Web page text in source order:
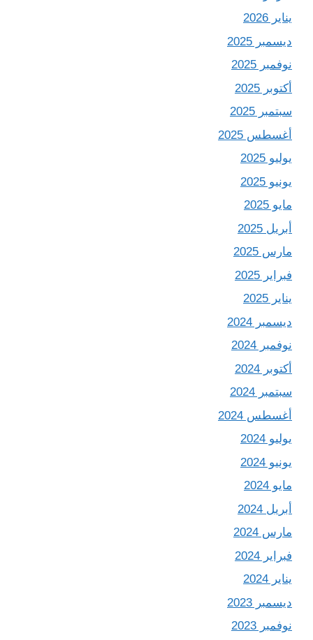
يناير 2026
ديسمبر 2025
نوفمبر 2025
أكتوبر 2025
سبتمبر 2025
أغسطس 2025
يوليو 2025
يونيو 2025
مايو 2025
أبريل 2025
مارس 2025
فبراير 2025
يناير 2025
ديسمبر 2024
نوفمبر 2024
أكتوبر 2024
سبتمبر 2024
أغسطس 2024
يوليو 2024
يونيو 2024
مايو 2024
أبريل 2024
مارس 2024
فبراير 2024
يناير 2024
ديسمبر 2023
نوفمبر 2023